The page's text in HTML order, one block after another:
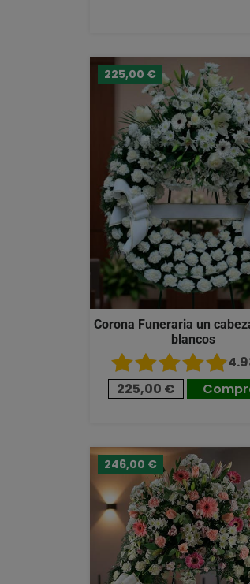
225,00 €
Corona Funeraria un
blancos
225,00 €
246,00 €